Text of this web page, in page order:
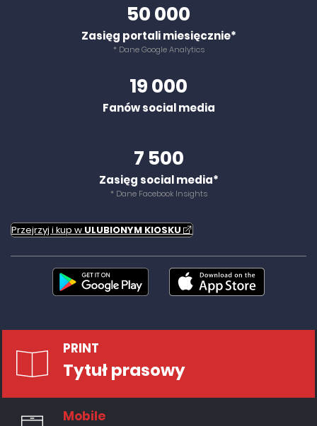
50 000
Zasięg portali miesięcznie*
* Dane Google Analytics
19 000
Fanów social media
7 500
Zasięg social media*
* Dane Facebook Insights
Przejrzyj i kup w ULUBIONYM KIOSKU
PRINT
Tytuł prasowy
Mobile